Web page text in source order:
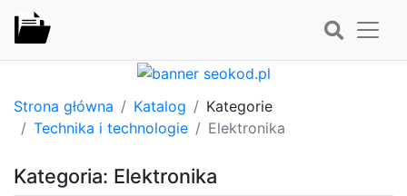
Strona główna Katalog
Kategorie
Technika i technologie
Elektronika
Kategoria: Elektronika